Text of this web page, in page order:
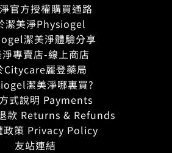
官方授權購買通路
潔美淨Physiogel
潔美淨體驗分享
專賣店-線上商店
Citycare麗登藥局
潔美淨哪裏買?
式說明 Payments
款 Returns & Refunds
政策 Privacy Policy
友站連結